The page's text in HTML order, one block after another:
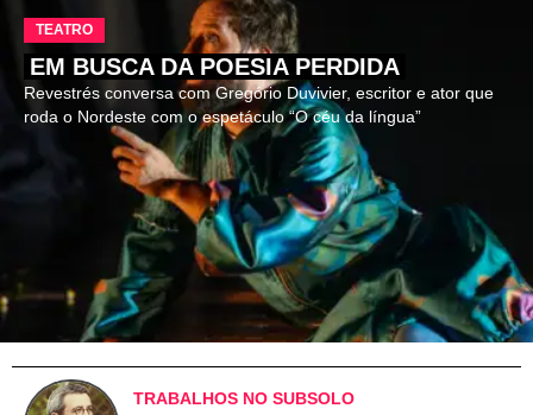
TEATRO
EM BUSCA DA POESIA PERDIDA
Revestrés conversa com Gregório Duvivier, escritor e ator que
roda o Nordeste com o espetáculo “O céu da língua”
TRABALHOS NO SUBSOLO